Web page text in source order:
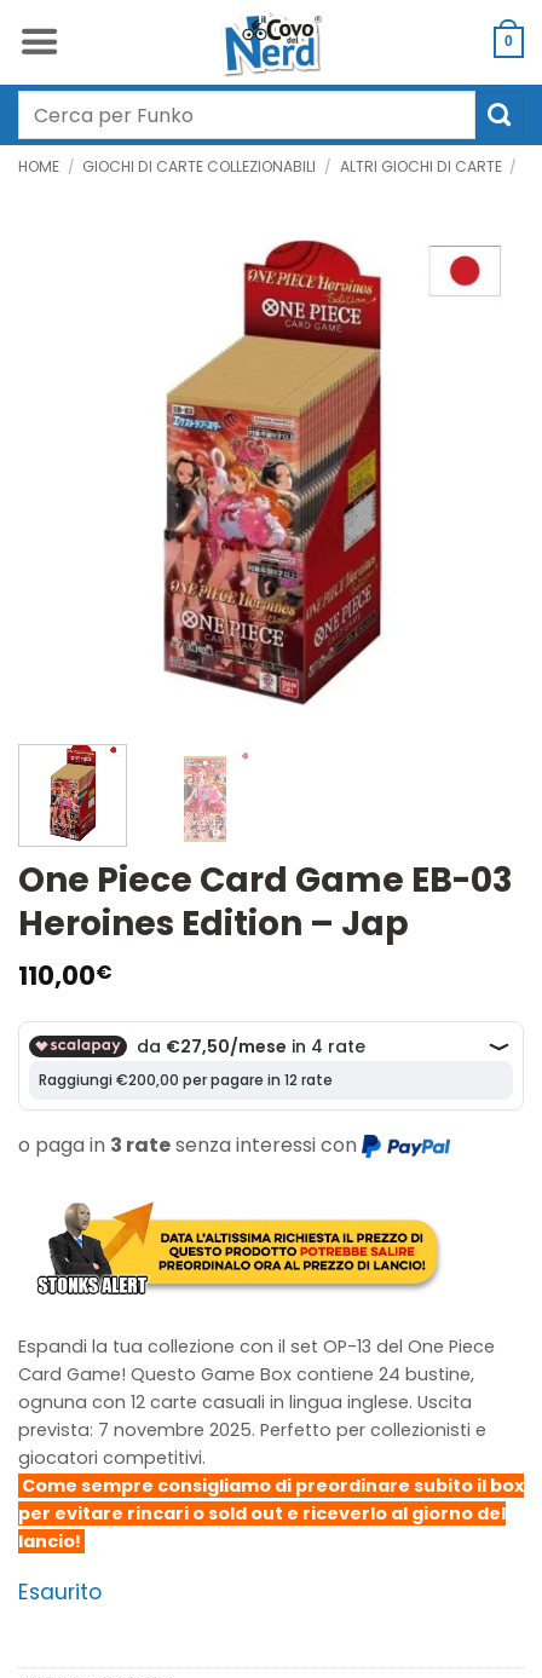
0
Cerca:
HOME / GIOCHI DI CARTE COLLEZIONABILI / ALTRI GIOCHI DI CARTE /
One Piece Card Game EB-03
Heroines Edition – Jap
110,00€
o paga in 3 ratesenza interessi con
Espandi la tua collezione con il set OP-13 del One Piece
Card Game! Questo Game Box contiene 24 bustine,
ognuna con 12 carte casuali in lingua inglese. Uscita
prevista: 7 novembre 2025. Perfetto per collezionisti e
giocatori competitivi.
Come sempre consigliamo di preordinare subito il box
per evitare rincari o sold out e riceverlo al giorno del
lancio!
Esaurito